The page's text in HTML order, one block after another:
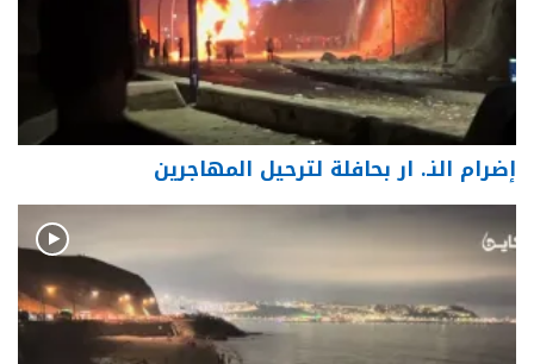
إضرام النـ. ار بحافلة لترحيل المهاجرين